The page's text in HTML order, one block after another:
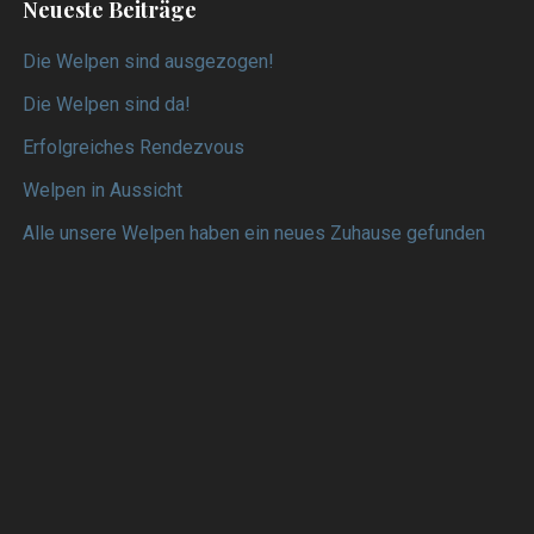
Neueste Beiträge
Die Welpen sind ausgezogen!
Die Welpen sind da!
Erfolgreiches Rendezvous
Welpen in Aussicht
Alle unsere Welpen haben ein neues Zuhause gefunden